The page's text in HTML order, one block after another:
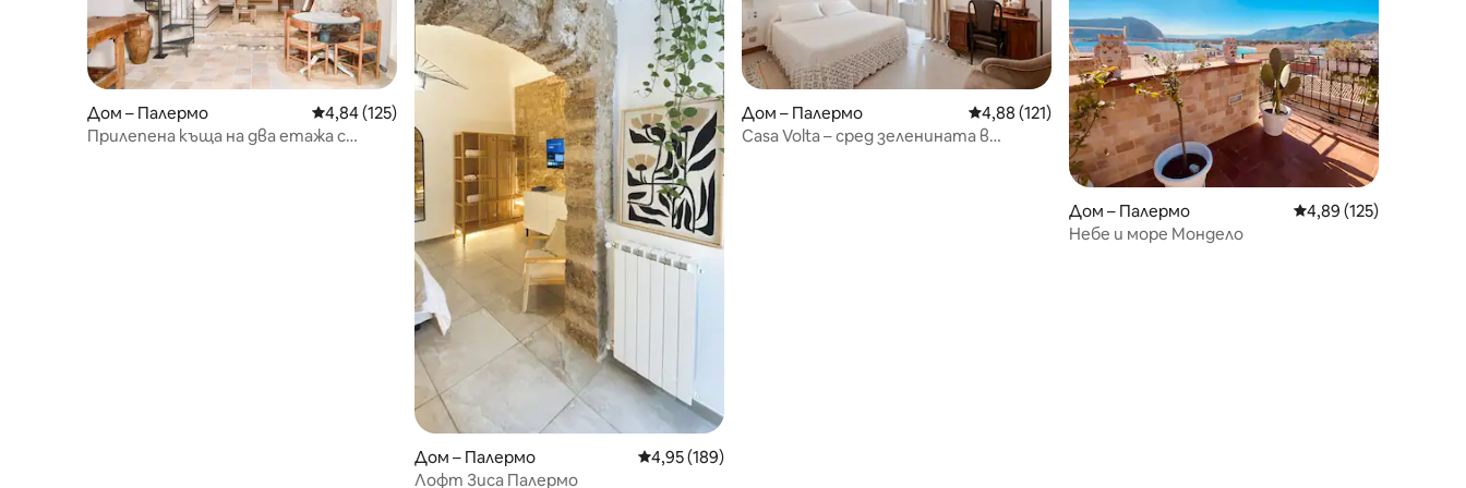
Дом – Палермо Средна оценка: 4,84 от 5, 125 отзива
4,84 (125)
Прилепена къща на два етажа с
Дом – Палермо Средна оценка: 4,95 от 5, 189 отзива
4,95 (189)
Лофт Зиса Палермо
Дом – Палермо Средна оценка: 4,88 от 5, 121 отзива
4,88 (121)
Casa Volta – сред зеленината в
Дом – Палермо Средна оценка: 4,89
4,89 (125)
Небе и море Мондело